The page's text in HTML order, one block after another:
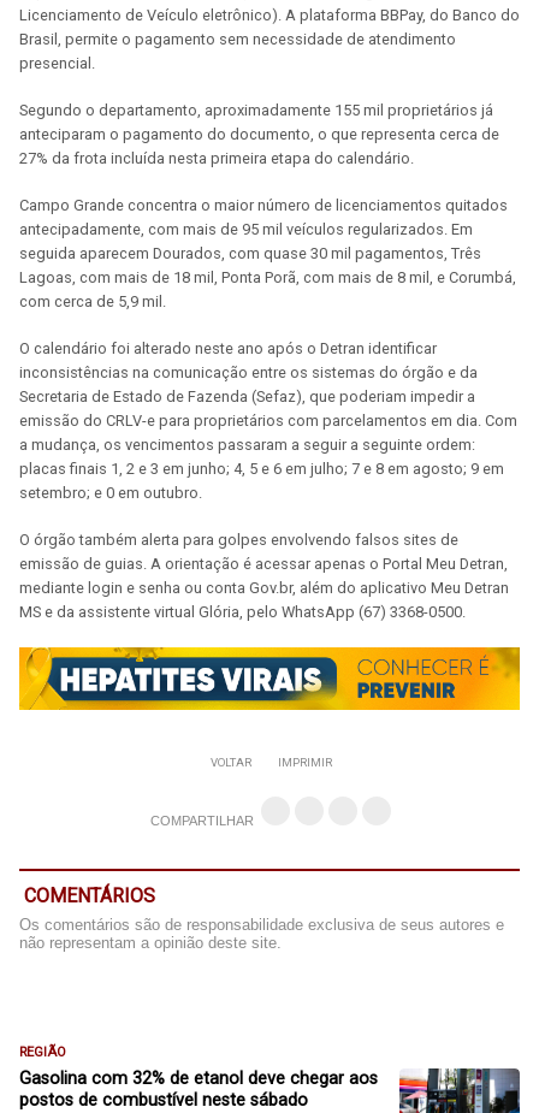
Licenciamento de Veículo eletrônico). A plataforma BBPay, do Banco do
Brasil, permite o pagamento sem necessidade de atendimento
presencial.
Segundo o departamento, aproximadamente 155 mil proprietários já
anteciparam o pagamento do documento, o que representa cerca de
27% da frota incluída nesta primeira etapa do calendário.
Campo Grande concentra o maior número de licenciamentos quitados
antecipadamente, com mais de 95 mil veículos regularizados. Em
seguida aparecem Dourados, com quase 30 mil pagamentos, Três
Lagoas, com mais de 18 mil, Ponta Porã, com mais de 8 mil, e Corumbá,
com cerca de 5,9 mil.
O calendário foi alterado neste ano após o Detran identificar
inconsistências na comunicação entre os sistemas do órgão e da
Secretaria de Estado de Fazenda (Sefaz), que poderiam impedir a
emissão do CRLV-e para proprietários com parcelamentos em dia. Com
a mudança, os vencimentos passaram a seguir a seguinte ordem:
placas finais 1, 2 e 3 em junho; 4, 5 e 6 em julho; 7 e 8 em agosto; 9 em
setembro; e 0 em outubro.
O órgão também alerta para golpes envolvendo falsos sites de
emissão de guias. A orientação é acessar apenas o Portal Meu Detran,
mediante login e senha ou conta Gov.br, além do aplicativo Meu Detran
MS e da assistente virtual Glória, pelo WhatsApp (67) 3368-0500.
VOLTAR IMPRIMIR
COMPARTILHAR
COMENTÁRIOS
Os comentários são de responsabilidade exclusiva de seus autores e
não representam a opinião deste site.
REGIÃO
Gasolina com 32% de etanol deve chegar aos
postos de combustível neste sábado